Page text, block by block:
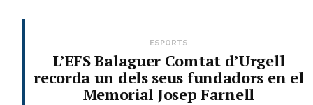
ESPORTS
L’EFS Balaguer Comtat d’Urgell
recorda un dels seus fundadors en el
Memorial Josep Farnell